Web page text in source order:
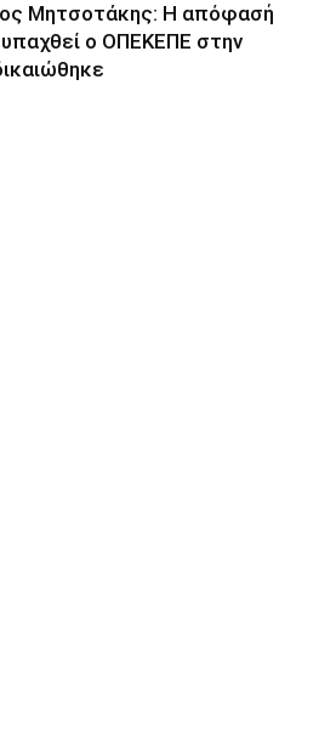
Μητσοτάκης: Η απόφασή
ο ΟΠΕΚΕΠΕ στην